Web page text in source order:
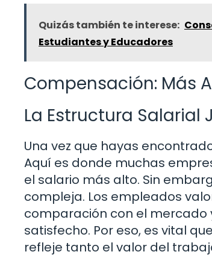
Quizás también te interese:
Estudiantes y Educadores
Compensación: Más
La Estructura Salarial
Una vez que hayas
Aquí es donde muchas
el salario más alto. Sin
compleja. Los empleados
comparación con el mercado
satisfecho. Por eso, es vital
refleje tanto el valor del